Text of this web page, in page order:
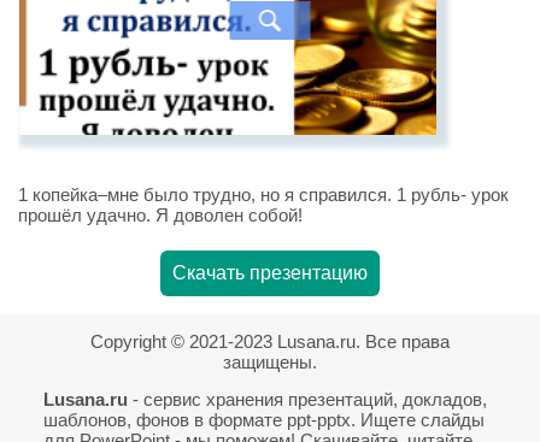
1 копейка–мне было трудно, но я справился. 1 рубль- урок
прошёл удачно. Я доволен собой!
Скачать презентацию
Copyright © 2021-2023 Lusana.ru. Все права
защищены.
Lusana.ru - сервис хранения презентаций, докладов,
шаблонов, фонов в формате ppt-pptx. Ищете слайды